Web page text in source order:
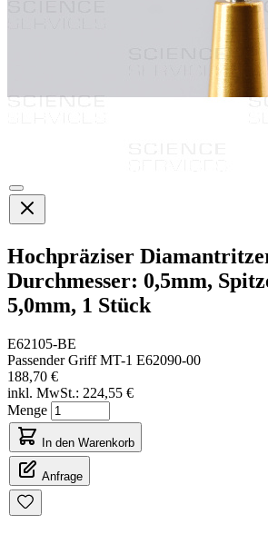
Hochpräziser
Durchmesser: 0,5mm,
5,0mm, 1 Stück
E62105-BE
Passender Griff MT-1 E62090-00
188,70 €
inkl. MwSt.: 224,55 €
Menge
In den Warenkorb
Anfrage